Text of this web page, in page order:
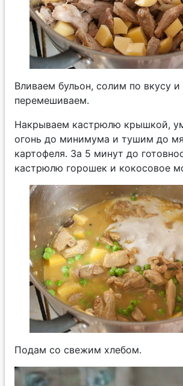
Вливаем бульон, солим по вкусу и
перемешиваем.
Накрываем кастрюлю крышкой,
огонь до минимума и тушим до
картофеля. За 5 минут до
кастрюлю горошек и кокосовое
Подам со свежим хлебом.